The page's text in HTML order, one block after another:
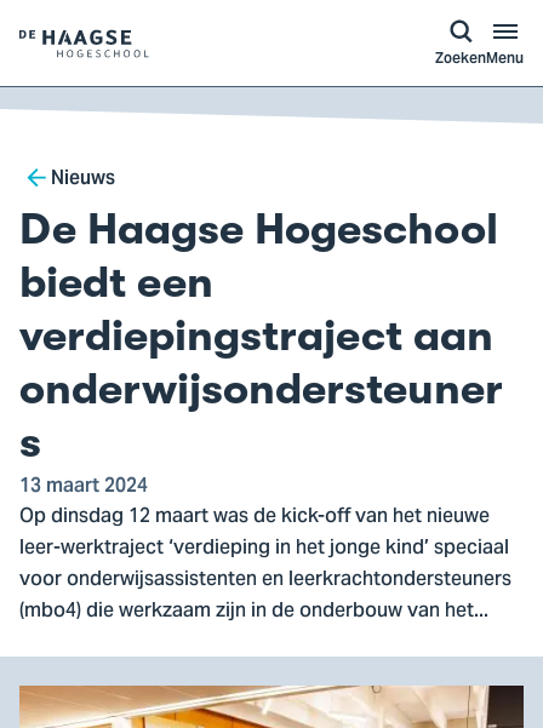
Logo
van
De
Hogeschool,
ga
naar
de
homepagina
ZoekenMenu
Breadcrumb
Nieuws
De Haagse Hogeschool
biedt een
verdiepingstraject aan
onderwijsondersteuner
s
13 maart 2024
Op dinsdag 12 maart was de kick-off van het nieuwe
leer-werktraject ‘verdieping in het jonge kind’ speciaal
voor onderwijsassistenten en leerkrachtondersteuners
(mbo4) die werkzaam zijn in de onderbouw van het...